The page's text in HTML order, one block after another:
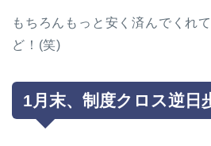
もちろんもっと安く済んでくれ
ど！(笑)
1月末、制度クロス逆日